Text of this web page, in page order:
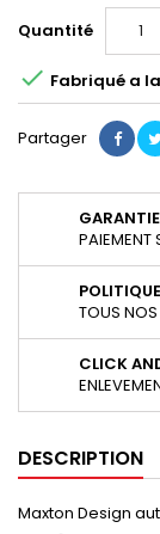
Quantité
 Fabriqué a
Partager
PAIEMENT
TOUS NOS
CLICK
DESCRIPTION
Maxton Design